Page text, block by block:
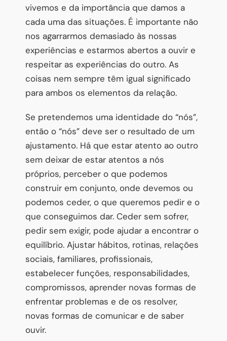
vivemos e da importância que damos a
cada uma das situações. É importante não
nos agarrarmos demasiado às nossas
experiências e estarmos abertos a ouvir e
respeitar as experiências do outro. As
coisas nem sempre têm igual significado
para ambos os elementos da relação.
Se pretendemos uma identidade do “nós”,
então o “nós” deve ser o resultado de um
ajustamento. Há que estar atento ao outro
sem deixar de estar atentos a nós
próprios, perceber o que podemos
construir em conjunto, onde devemos ou
podemos ceder, o que queremos pedir e o
que conseguimos dar. Ceder sem sofrer,
pedir sem exigir, pode ajudar a encontrar o
equilíbrio. Ajustar hábitos, rotinas, relações
sociais, familiares, profissionais,
estabelecer funções, responsabilidades,
compromissos, aprender novas formas de
enfrentar problemas e de os resolver,
novas formas de comunicar e de saber
ouvir.